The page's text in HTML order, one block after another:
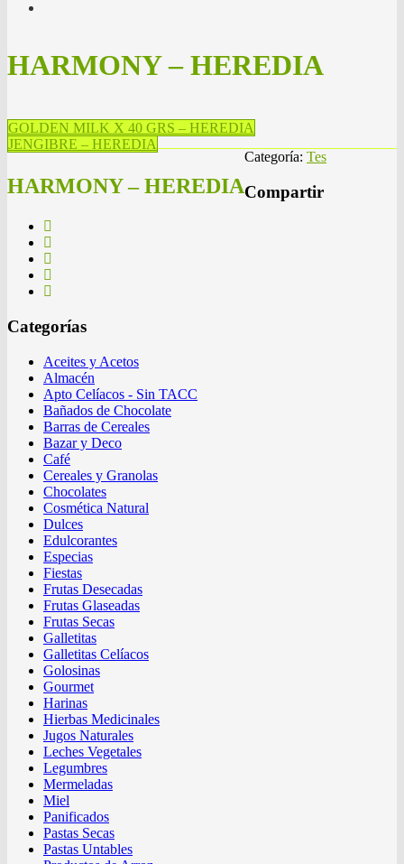
HARMONY – HEREDIA
GOLDEN MILK X 40 GRS – HEREDIA
JENGIBRE – HEREDIA
HARMONY – HEREDIA
Categoría: Tes
Compartir
Categorías
Aceites y Acetos
Almacén
Apto Celíacos - Sin TACC
Bañados de Chocolate
Barras de Cereales
Bazar y Deco
Café
Cereales y Granolas
Chocolates
Cosmética Natural
Dulces
Edulcorantes
Especias
Fiestas
Frutas Desecadas
Frutas Glaseadas
Frutas Secas
Galletitas
Galletitas Celíacos
Golosinas
Gourmet
Harinas
Hierbas Medicinales
Jugos Naturales
Leches Vegetales
Legumbres
Mermeladas
Miel
Panificados
Pastas Secas
Pastas Untables